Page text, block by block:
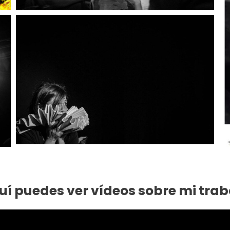
puedes ver vídeos sobre mi